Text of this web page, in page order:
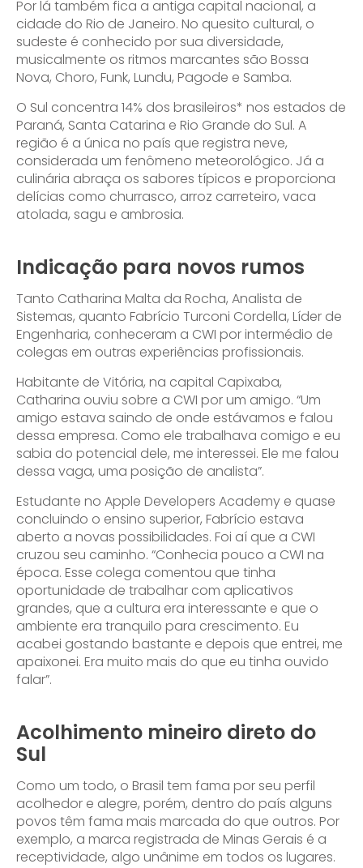
Por lá também fica a antiga capital nacional, a
cidade do Rio de Janeiro. No quesito cultural, o
sudeste é conhecido por sua diversidade,
musicalmente os ritmos marcantes são Bossa
Nova, Choro, Funk, Lundu, Pagode e Samba.
O Sul concentra 14% dos brasileiros* nos estados de
Paraná, Santa Catarina e Rio Grande do Sul. A
região é a única no país que registra neve,
considerada um fenômeno meteorológico. Já a
culinária abraça os sabores típicos e proporciona
delícias como churrasco, arroz carreteiro, vaca
atolada, sagu e ambrosia.
Indicação para novos rumos
Tanto Catharina Malta da Rocha, Analista de
Sistemas, quanto Fabrício Turconi Cordella, Líder de
Engenharia, conheceram a CWI por intermédio de
colegas em outras experiências profissionais.
Habitante de Vitória, na capital Capixaba,
Catharina ouviu sobre a CWI por um amigo. “Um
amigo estava saindo de onde estávamos e falou
dessa empresa. Como ele trabalhava comigo e eu
sabia do potencial dele, me interessei. Ele me falou
dessa vaga, uma posição de analista”.
Estudante no Apple Developers Academy e quase
concluindo o ensino superior, Fabrício estava
aberto a novas possibilidades. Foi aí que a CWI
cruzou seu caminho. “Conhecia pouco a CWI na
época. Esse colega comentou que tinha
oportunidade de trabalhar com aplicativos
grandes, que a cultura era interessante e que o
ambiente era tranquilo para crescimento. Eu
acabei gostando bastante e depois que entrei, me
apaixonei. Era muito mais do que eu tinha ouvido
falar”.
Acolhimento mineiro direto do
Sul
Como um todo, o Brasil tem fama por seu perfil
acolhedor e alegre, porém, dentro do país alguns
povos têm fama mais marcada do que outros. Por
exemplo, a marca registrada de Minas Gerais é a
receptividade, algo unânime em todos os lugares.